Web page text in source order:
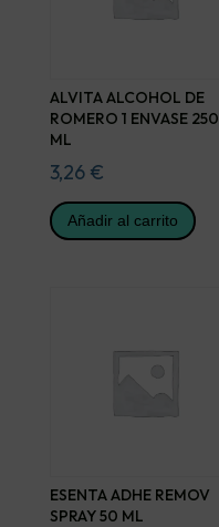
ALVITA ALCOHOL DE
ROMERO 1 ENVASE 250
ML
3,26 €
Añadir al carrito
ESENTA ADHE REMOV
SPRAY 50 ML